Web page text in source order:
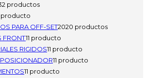
productos
producto
PARA OFF-SET2020 productos
FRONT11 producto
RIGIDOS11 producto
POSICIONADOR11 producto
11 producto